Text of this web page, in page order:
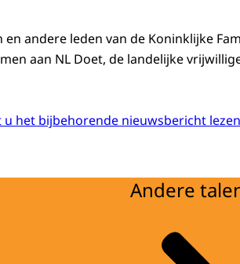
andere leden van de Koninklijke
aan NL Doet, de landelijke
het bijbehorende nieuwsbericht lezen
Andere